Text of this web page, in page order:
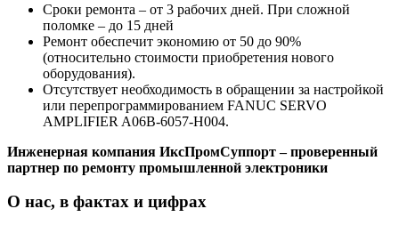
Сроки ремонта – от 3 рабочих дней. При сложной
поломке – до 15 дней
Ремонт обеспечит экономию от 50 до 90%
(относительно стоимости приобретения нового
оборудования).
Отсутствует необходимость в обращении за настройкой
или перепрограммированием FANUC SERVO
AMPLIFIER A06B-6057-H004.
Инженерная компания ИксПромСуппорт – проверенный
партнер по ремонту промышленной электроники
О нас, в фактах и цифрах